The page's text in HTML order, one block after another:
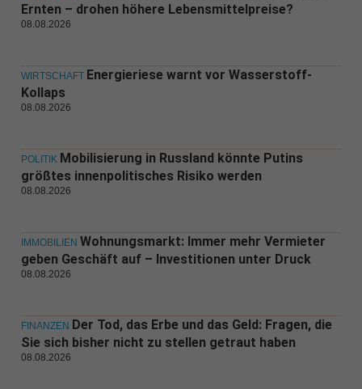
Ernten – drohen höhere Lebensmittelpreise?
08.08.2026
WIRTSCHAFT Energieriese warnt vor Wasserstoff-
Kollaps
08.08.2026
POLITIK Mobilisierung in Russland könnte Putins
größtes innenpolitisches Risiko werden
08.08.2026
IMMOBILIEN Wohnungsmarkt: Immer mehr Vermieter
geben Geschäft auf – Investitionen unter Druck
08.08.2026
FINANZEN Der Tod, das Erbe und das Geld: Fragen, die
Sie sich bisher nicht zu stellen getraut haben
08.08.2026